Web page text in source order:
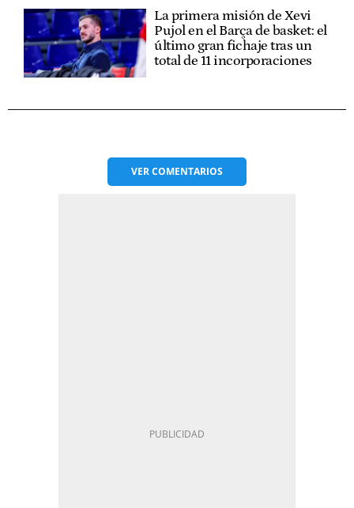
La primera misión de Xevi
Pujol en el Barça de basket: el
último gran fichaje tras un
total de 11 incorporaciones
VERCOMENTARIOS